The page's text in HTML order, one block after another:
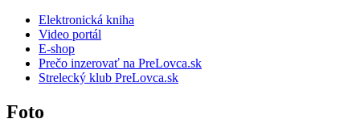
Elektronická kniha
Video portál
E-shop
Prečo inzerovať na PreLovca.sk
Strelecký klub PreLovca.sk
Foto